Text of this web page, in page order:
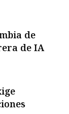
de
de IA